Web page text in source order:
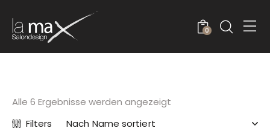
0
Alle 6 Ergebnisse werden angezeigt
Filters